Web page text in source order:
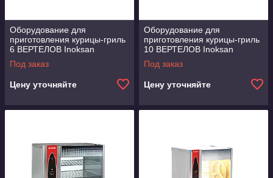
Оборудование для
приготовления курицы-гриль
6 ВЕРТЕЛОВ Inoksan
Под заказ
Цену уточняйте
Оборудование для
приготовления курицы-гриль
10 ВЕРТЕЛОВ Inoksan
Под заказ
Цену уточняйте